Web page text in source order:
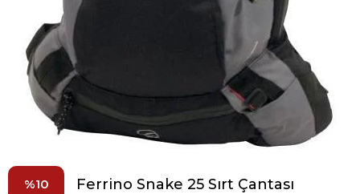
10 Ferrino Snake 25 Sırt Çantası